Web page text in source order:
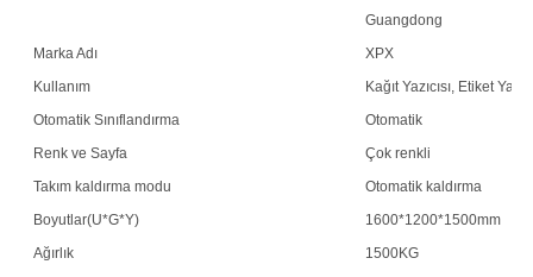
Guangdong
Marka Adı
XPX
Kullanım
Kağıt Yazıcısı, Etiket
Otomatik Sınıflandırma
Otomatik
Renk ve Sayfa
Çok renkli
Takım kaldırma modu
Otomatik kaldırma
Boyutlar(U*G*Y)
1600*1200*1500mm
Ağırlık
1500KG